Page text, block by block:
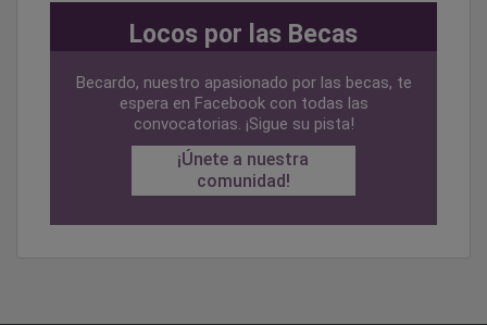
Locos por las Becas
Becardo, nuestro apasionado por las becas, te
espera en Facebook con todas las
convocatorias. ¡Sigue su pista!
¡Únete a nuestra
comunidad!